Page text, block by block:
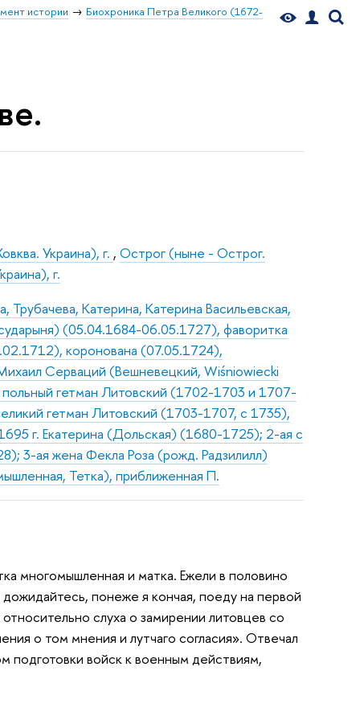
истории
Биохроника Петра Великого (1672-
Украина), г. ,Острог (ныне - Острог.
г.
Катерина, Катерина Васильевская,
(05.04.1684-06.05.1727), фаворитка
коронована (07.05.1724),
Серваций (Вешневецкий, Wiśniowiecki
гетман Литовский (1702-1703 и 1707-
гетман Литовский (1703-1707, с 1735),
г. Екатерина (Дольская) (1680-1725); 2-ая с
3-ая жена Фекла Роза (рожд. Радзилилл)
Тетка), приближенная П.
многомышленная и матка. Ежели в половино
понеже я кончая, поеду на первой
слуха о замирении литовцев со
о том мнения и лутчаго согласия». Отвечал
подготовки войск к военным действиям,